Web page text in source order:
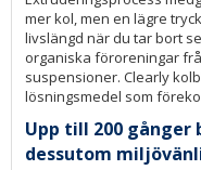
mer kol, men en lägre
livslängd när du tar bort
organiska föroreningar
suspensioner. Clearly
lösningsmedel som
Upp till 200
dessutom